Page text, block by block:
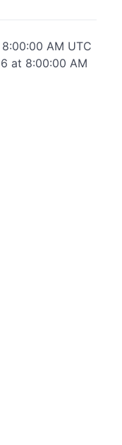
AM UTC
at 8:00:00 AM